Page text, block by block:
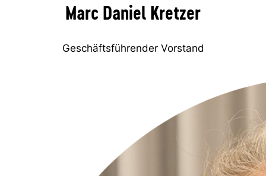
Marc Daniel Kretzer
Geschäftsführender Vorstand